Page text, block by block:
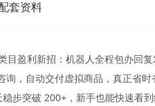
套资料
盈利新招：机器人全程包办回
，自动交付虚拟商品，真正省时
步突破 200+，新手也能快速看到